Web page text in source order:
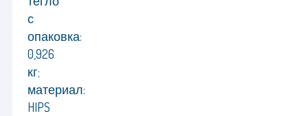
с
опаковка:
0,926
кг;
материал:
HIPS